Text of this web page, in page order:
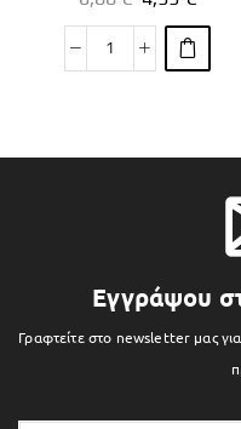
Εγγράψου
Γραφτείτε στο newsletter μας